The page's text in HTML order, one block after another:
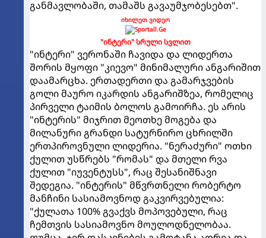
განმავლობაში, თამაშს გავაუმჯობესებთ".
იხილეთ ვიდეო
"ინტერი" სრული სვლით
"ინტერი" ვერონაში ჩავიდა და ლიდერთა
შორის მყოფი "კიევო" მინიმალური ანგარიშით
დაამარცხა. ერთადერთი და გამარჯვების
გოლი მაურო იკარდის ანგარიშზეა, რომელიც
პირველი ტაიმის ბოლოს გამოირჩა. ეს არის
"ინტერის" მიჯრით მეოთხე მოგება და
მილანური გრანდი სატურნირო ცხრილში
ერთპიროვნული ლიდერია. "ნერაძური" ოთხი
ქულით უსწრებს "რომას" და მთელი რვა
ქულით "იუვენტუსს", რაც შესანიშნავი
შედეგია. "ინტერის" მწვრთნელი რობერტო
მანჩინი სასიამოვნოდ გაკვირვებულია:
"ქულათა 100% გვაქვს მოპოვებული, რაც
ჩემთვის სასიამოვნო მოულოდნელობაა.